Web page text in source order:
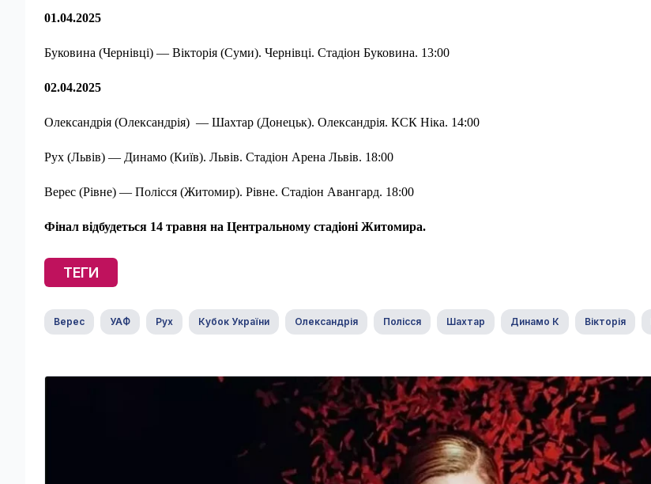
01.04.2025
Буковина (Чернівці) — Вікторія (Суми). Чернівці. Стадіон Буковина. 13:00
02.04.2025
Олександрія (Олександрія) — Шахтар (Донецьк). Олександрія. КСК Ніка. 14:00
Рух (Львів) — Динамо (Київ). Львів. Стадіон Арена Львів. 18:00
Верес (Рівне) — Полісся (Житомир). Рівне. Стадіон Авангард. 18:00
Фінал відбудеться 14 травня на Центральному стадіоні Житомира.
ТЕГИ
Верес УАФ Рух Кубок України Олександрія Полісся Шахтар Динамо К Вікторія